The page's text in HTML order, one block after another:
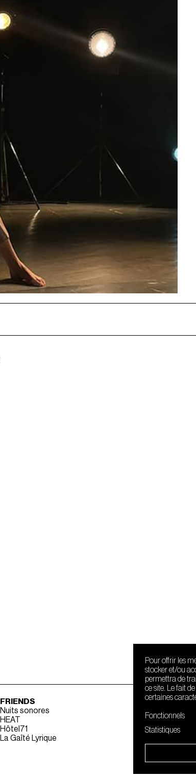
FRIENDS
Nuits sonores
HEAT
Hôtel71
La Gaîté Lyrique
Pour offrir les
stocker et/ou
permettra de
ce site. Le fait
certaines
Fonctionnels
Statistiques